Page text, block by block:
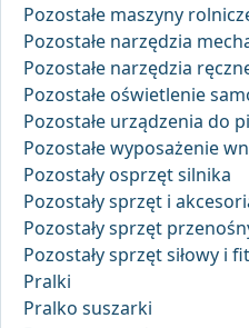
Pozostałe maszyny
Pozostałe narzędzia
Pozostałe narzędzia
Pozostałe oświetlenie
Pozostałe urządzenia do
Pozostałe wyposażenie
Pozostały osprzęt silnika
Pozostały sprzęt i
Pozostały sprzęt
Pozostały sprzęt siłowy i
Pralki
Pralko suszarki